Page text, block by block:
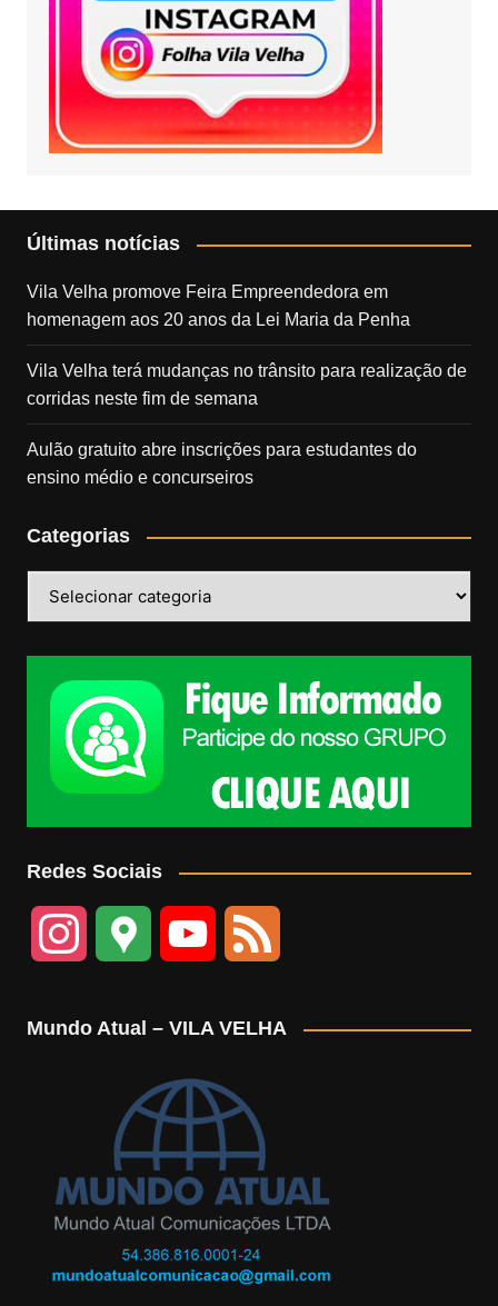
Últimas notícias
Vila Velha promove Feira Empreendedora em
homenagem aos 20 anos da Lei Maria da Penha
Vila Velha terá mudanças no trânsito para realização de
corridas neste fim de semana
Aulão gratuito abre inscrições para estudantes do
ensino médio e concurseiros
Categorias
Redes Sociais
g
r
g
l
e
M
T
u
b
e
Mundo Atual – VILA VELHA